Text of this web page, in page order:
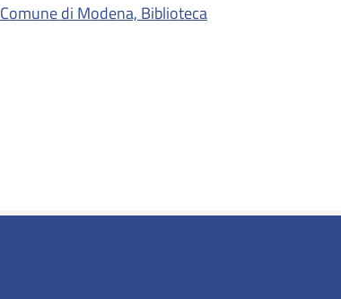
di Modena, Biblioteca